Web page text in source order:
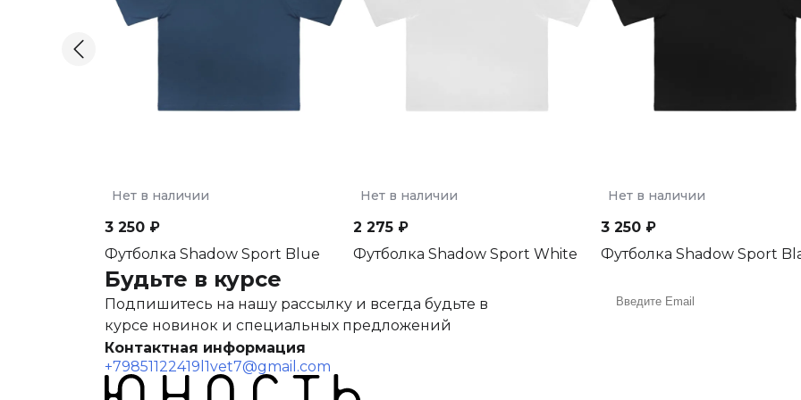
Нет в наличии
3 250 ₽
Футболка Shadow Sport Blue
Нет в наличии
2 275 ₽
Футболка Shadow Sport White
Нет в наличии
3 250 ₽
Футболка Shadow Sport
Будьте в курсе
Подпишитесь на нашу рассылку и всегда будьте в
курсе новинок и специальных предложений
Контактная информация
+79851122419 l1vet7@gmail.com